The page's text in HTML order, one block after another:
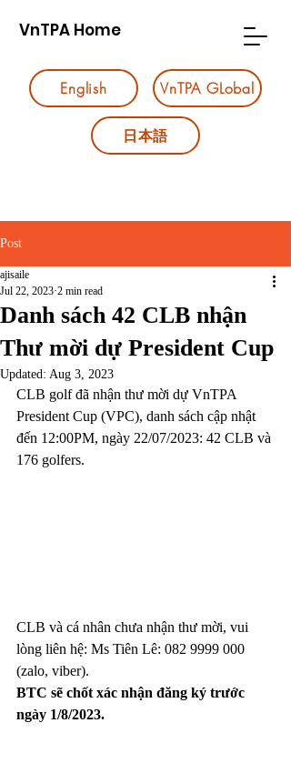
VnTPA Home
English VnTPA GLobal
日本語
Post
Danh sách 42 CLB nhận
Thư mời dự President Cup
ajisaile
Jul 22, 2023 2 min read
Updated: Aug 3, 2023
CLB golf đã nhận thư mời dự VnTPA
President Cup (VPC), danh sách cập nhật
đến 12:00PM, ngày 22/07/2023: 42 CLB và
176 golfers.
CLB và cá nhân chưa nhận thư mời, vui
lòng liên hệ: Ms Tiên Lê: 082 9999 000
(zalo, viber).
BTC sẽ chốt xác nhận đăng ký trước
ngày 1/8/2023.